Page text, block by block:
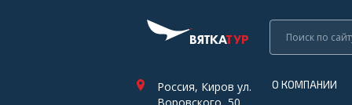
Россия, Киров ул.
О КОМПАНИИ